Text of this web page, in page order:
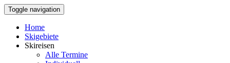
Toggle navigation
Home
Skigebiete
Skireisen
Alle Termine